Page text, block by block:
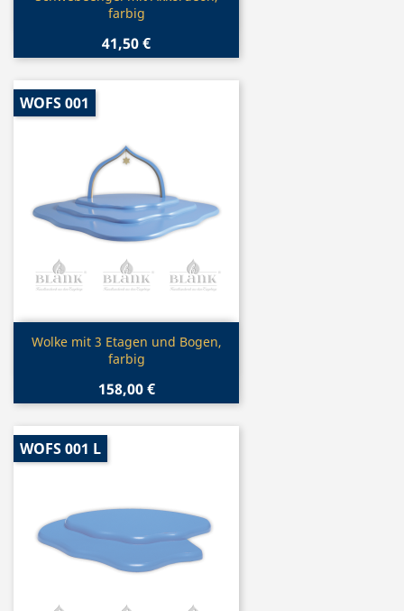
farbig
41,50 €
 Vorschau
Wolke mit 3 Etagen und Bogen,
farbig
158,00 €
WOFS 001
WOFS 001 L